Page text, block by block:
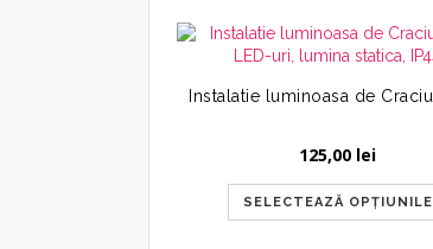
125,00 lei
SELECTEAZĂ OPȚIUNILE